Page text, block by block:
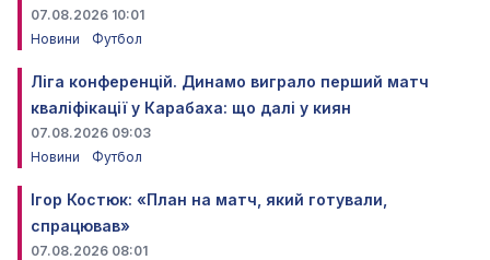
07.08.2026 10:01
Новини
Футбол
Ліга конференцій. Динамо виграло перший матч
кваліфікації у Карабаха: що далі у киян
07.08.2026 09:03
Новини
Футбол
Ігор Костюк: «План на матч, який готували,
спрацював»
07.08.2026 08:01